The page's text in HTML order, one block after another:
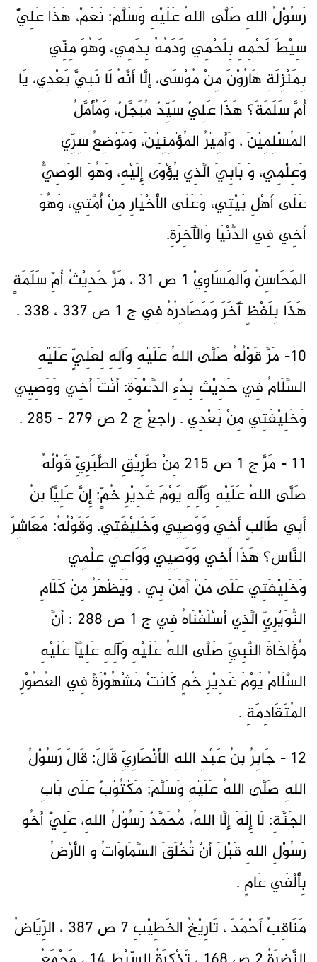
رَسُوْلُ اللهِ صَلَّى اللهُ عَلَيْهِ وَسَلَّمَ: نَعَمْ، هَذَا عَلِيٌّ
سِيْطَ لَحْمِهِ بِلَحْمِي وَدَمُهُ بِدَمِي، وَهُوَ مِنِّي
بِمَنْزِلَةِ هَارُوْنَ مِنْ مُوْسَى، إلَّا أَنَّهُ لَا نَبِيَّ بَعْدِي، يَا
أُمَّ سَلَمَةَ؟ هَذَا عَلِيٌ سَيِّدٌ مُبَجَّلٌ، وَمُأَمَّلُ
المُسْلِمِيْنَ ، وَأَمِيْرُ المُؤْمِنِيْنَ، وَمَوْضِعُ سِرِّي
وَعِلْمِي، وَ بَابِيَ الَّذِي يُؤْوَى إِلَيْهِ، وَهُوَ الوَصِيُّ
عَلَى أَهْلِ بَيْتِي، وَعَلَى الأَخْيَارِ مِنْ أُمَّتِي، وَهُوَ
أَخِي فِي الدُّنْيَا وَالآَخِرَةِ.
المَحَاسِنُ وَالمَسَاوِيْ 1 ص 31 ، مَرَّ حَدِيْثُ أُمِّ سَلَمَةٍ
هَذَا بِلَفْظٍ آَخَرَ وَمَصَادِرُهُ فِي ج 1 ص 337 ، 338 .
10- مَرَّ قَوْلُهُ صَلَّى اللهُ عَلَيْهِ وَآلِهِ لِعَلِيٍّ عَلَيْهِ
السَّلَامُ فِي حَدِيْثِ بِدْءِ الدَّعْوَةِ: أَنْتَ أَخِي وَوَصِيِي
وَخَلِيْفَتِي مِنْ بَعْدِي . راجعْ ج 2 ص 279 - 285 .
11 - مَرَّ ج 1 ص 215 مِنْ طَرِيْقِ الطَّبَرِيِّ قَوْلُهُ
صَلَّى اللهُ عَلَيْهِ وَآَلِهِ يَوْمَ غَدِيْرِ خُمٍّ: إِنَّ عَلِيَّاً بنُ
أَبِي طَالِبٍ أَخِي وَوَصِيِي وَخَلِيْفَتِي. وَقَوْلُهُ: مَعَاشِرَ
النَّاسِ؟ هَذَا أَخِي وَوَصِيِي وَوَاعِي عِلْمِي
وَخَلِيْفَتِي عَلَى مَنْ آَمَنَ بِي . وَيَظْهَرُ مِنْ كَلَامِ
النُّوَيْرِيِّ الَّذِي أَسْلَفْنَاهُ فِي ج 1 ص 288 : أَنَّ
مُؤَاخَاةَ النَّبِيِّ صَلَّى اللهُ عَلَيْهِ وَآلِهِ عَلِيَّاً عَلَيْهِ
السَّلَامُ يَوْمَ غَدِيْرِ خُمٍ كَانَتْ مَشْهُوْرَةً فِي العُصُوْرِ
المُتَقَادِمَةِ .
12 - جَابِرُ بنُ عَبْدِ اللهِ الأَنْصَارِيِّ قَالَ: قَالَ رَسُوْلُ
اللهِ صَلَّى اللهُ عَلَيْهِ وَسَلَّمَ: مَكْتُوْبٌ عَلَى بَابِ
الجَنَّةِ: لَا إِلَهَ إلَّا اللهُ، مُحَمَّدٌ رَسُوْلُ اللهِ، عَلِيٌّ أَخُو
رَسُوْلِ اللهِ قَبْلَ أَنْ تُخْلَقَ السَّمَاوَاتُ و الأَرْضُ
بِأَلْفَي عَامٍ .
مَنَاقِبُ أَحْمَدَ ، تَارِيْخُ الخَطِيْبِ 7 ص 387 ، الرِّيَاضُ